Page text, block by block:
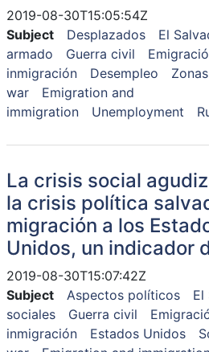
2019-08-30T15:05:54Z
Subject
Desplazados El
armado
Guerra civil
inmigración
Desempleo
war
Emigration and
immigration
Unemployment
La crisis social
la crisis política
migración a los
Unidos, un indicador
2019-08-30T15:07:42Z
Subject
Aspectos políticos El
sociales
Guerra civil
inmigración
Estados Unidos